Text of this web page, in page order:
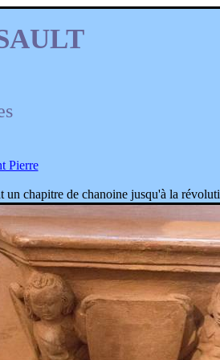
Pierre
chapitre de chanoine jusqu'à la